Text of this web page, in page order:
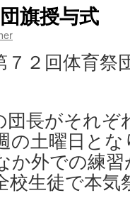
旗授与式
７２回体育祭
団長がそれ
の土曜日と
か外での練
校生徒で本